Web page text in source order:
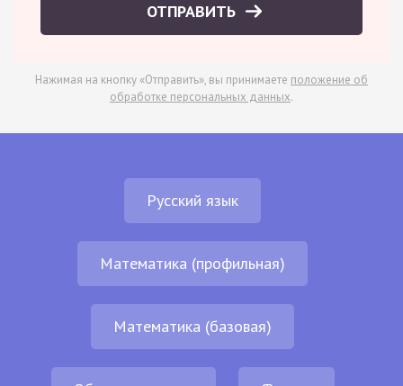
ОТПРАВИТЬ
Нажимая на кнопку «Отправить», вы принимаете положение об
обработке персональных данных.
Русский язык
Математика (профильная)
Математика (базовая)